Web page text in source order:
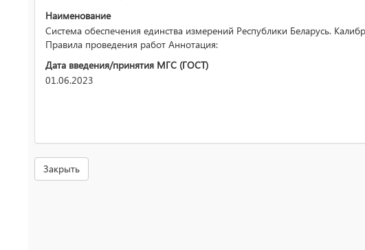
Наименование
Система обеспечения единства измерений Республики Беларусь.
Правила проведения работ Аннотация:
Дата введения/принятия МГС (ГОСТ)
01.06.2023
Закрыть